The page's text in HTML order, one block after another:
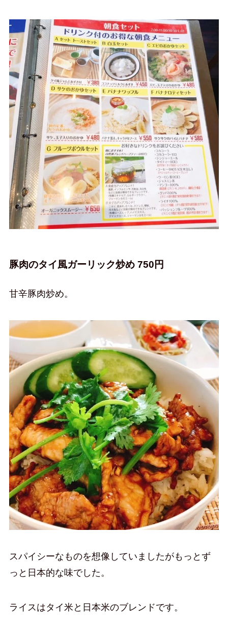
豚肉のタイ風ガーリック炒め 750円
甘辛豚肉炒め。
スパイシーなものを想像していましたがもっとず
っと日本的な味でした。
ライスはタイ米と日本米のブレンドです。